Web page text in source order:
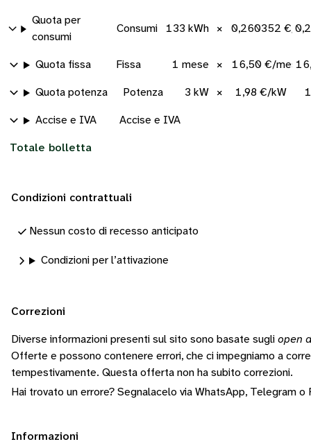
Quota per
consumi
Consumi 133 kWh × 0,260352 €/
Quota fissa Fissa 1 mese × 16,50 €/mese
Quota potenza Potenza 3 kW × 1,98 €/kW
Accise e IVA Accise e IVA
Totale bolletta
Condizioni contrattuali
Nessun costo di recesso anticipato
Condizioni per l’attivazione
Correzioni
Diverse informazioni presenti sul sito sono basate sugli open
Offerte e possono contenere errori, che ci impegniamo a
tempestivamente. Questa offerta non ha subito correzioni.
Hai trovato un errore? Segnalacelo via WhatsApp, Telegram o
Informazioni